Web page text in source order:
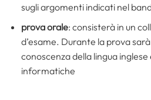
sugli argomenti indicati nel
prova orale: consisterà in un
d’esame. Durante la prova
conoscenza della lingua
informatiche